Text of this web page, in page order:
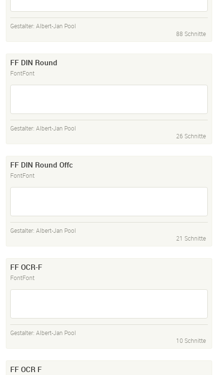
Gestalter: Albert-Jan Pool
88 Schnitte
FF DIN Round
FontFont
Gestalter: Albert-Jan Pool
26 Schnitte
FF DIN Round Offc
FontFont
Gestalter: Albert-Jan Pool
21 Schnitte
FF OCR-F
FontFont
Gestalter: Albert-Jan Pool
10 Schnitte
FF OCR F